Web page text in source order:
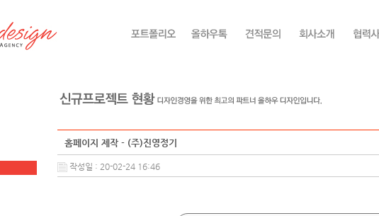
홈페이지 제작 - (주)진영정기
작성일 : 20-02-24 16:46